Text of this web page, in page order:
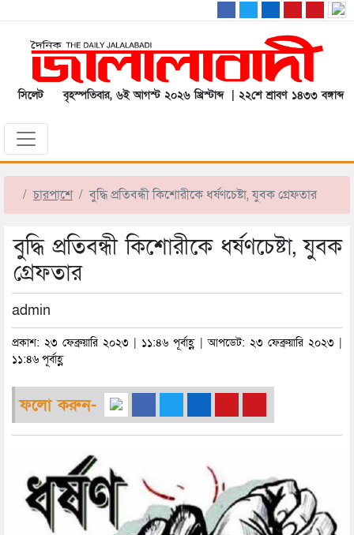
সিলেট বৃহস্পতিবার, ৬ই আগস্ট ২০২৬ খ্রিস্টাব্দ | ২২শে শ্রাবণ ১৪৩৩ বঙ্গাব্দ
চারপাশে বুদ্ধি প্রতিবন্ধী কিশোরীকে ধর্ষণচেষ্টা, যুবক গ্রেফতার
বুদ্ধি প্রতিবন্ধী কিশোরীকে ধর্ষণচেষ্টা, যুবক
গ্রেফতার
admin
প্রকাশ: ২৩ ফেব্রুয়ারি ২০২৩ | ১১:৪৬ পূর্বাহ্ণ | আপডেট: ২৩ ফেব্রুয়ারি ২০২৩ |
১১:৪৬ পূর্বাহ্ণ
ফলো করুন-